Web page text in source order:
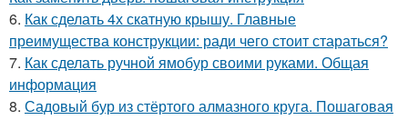
6. Как сделать 4х скатную крышу. Главные
преимущества конструкции: ради чего стоит стараться?
7. Как сделать ручной ямобур своими руками. Общая
информация
8. Садовый бур из стёртого алмазного круга. Пошаговая